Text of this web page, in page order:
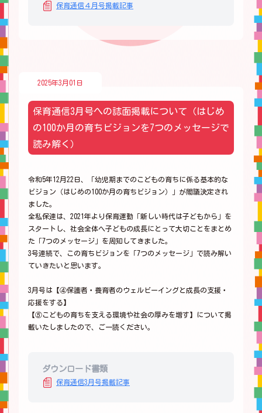
保育通信４月号掲載記事
2025年3月01日
保育通信3月号への誌面掲載について（はじめ
の100か月の育ちビジョンを7つのメッセージで
読み解く）
令和5年12月22日、「幼児期までのこどもの育ちに係る基本的な
ビジョン（はじめの100か月の育ちビジョン）」が閣議決定され
ました。
全私保連は、2021年より保育運動「新しい時代は子どもから」を
スタートし、社会全体へ子どもの成長にとって大切ことをまとめ
た「7つのメッセージ」を周知してきました。
3号連続で、この育ちビジョンを「7つのメッセージ」で読み解い
ていきたいと思います。
3月号は【④保護者・養育者のウェルビーイングと成長の支援・
応援をする】
【⑤こどもの育ちを支える環境や社会の厚みを増す】について掲
載いたしましたので、ご一読ください。
ダウンロード書類
保育通信3月号掲載記事